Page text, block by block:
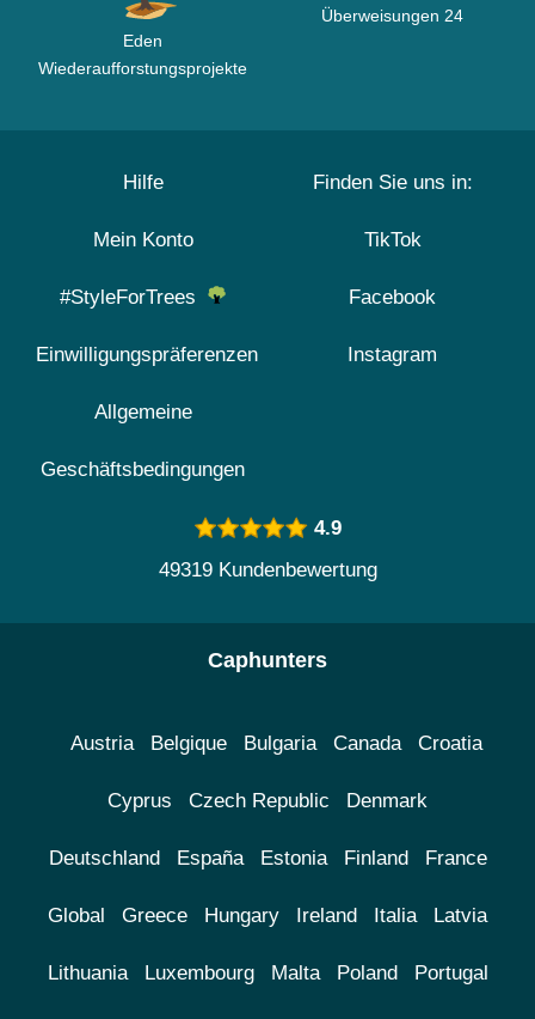
Eden
Wiederaufforstungsprojekte
Überweisungen 24
Hilfe
Mein Konto
#StyleForTrees
Einwilligungspräferenzen
Allgemeine
Geschäftsbedingungen
Finden Sie uns in:
TikTok
Facebook
Instagram
4.9
49319 Kundenbewertung
Caphunters
Austria Belgique Bulgaria Canada Croatia
Cyprus Czech Republic Denmark
Deutschland España Estonia Finland France
Global Greece Hungary Ireland Italia Latvia
Lithuania Luxembourg Malta Poland Portugal